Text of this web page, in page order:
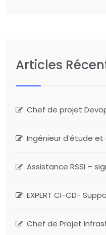
Articles
Chef de projet
Ingénieur d’étude
Assistance RSSI –
EXPERT CI-CD-
Chef de Projet